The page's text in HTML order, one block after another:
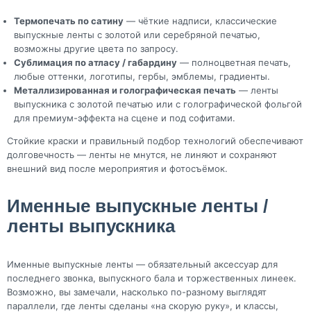
Термопечать по сатину — чёткие надписи, классические
выпускные ленты с золотой или серебряной печатью,
возможны другие цвета по запросу.
Сублимация по атласу / габардину — полноцветная печать,
любые оттенки, логотипы, гербы, эмблемы, градиенты.
Металлизированная и голографическая печать — ленты
выпускника с золотой печатью или с голографической фольгой
для премиум-эффекта на сцене и под софитами.
Стойкие краски и правильный подбор технологий обеспечивают
долговечность — ленты не мнутся, не линяют и сохраняют
внешний вид после мероприятия и фотосъёмок.
Именные выпускные ленты /
ленты выпускника
Именные выпускные ленты — обязательный аксессуар для
последнего звонка, выпускного бала и торжественных линеек.
Возможно, вы замечали, насколько по-разному выглядят
параллели, где ленты сделаны «на скорую руку», и классы,